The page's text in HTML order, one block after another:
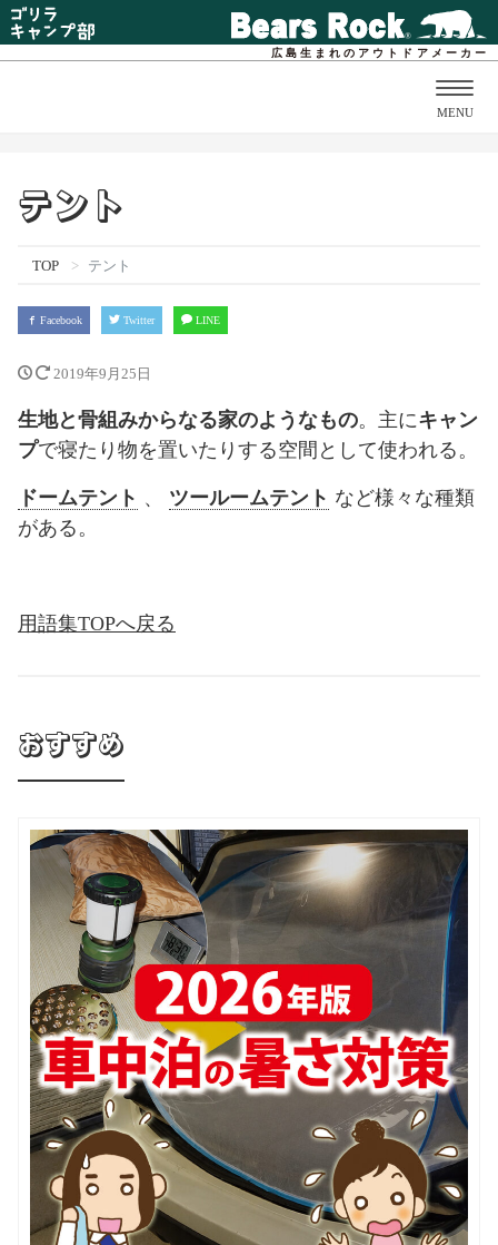
広島生まれのアウトドアメーカー
MENU
テント
TOP テント
Facebook Twitter LINE
2019年9月25日
生地と骨組みからなる家のようなもの。主にキャン
プで寝たり物を置いたりする空間として使われる。
ドームテント 、 ツールームテント など様々な種類
がある。
用語集TOPへ戻る
おすすめ